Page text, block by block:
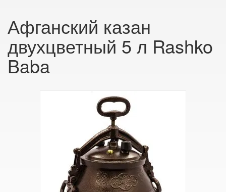
Афганский казан
двухцветный 5 л Rashko
Baba